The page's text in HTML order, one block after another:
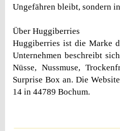
Ungefähren bleibt, sondern
Über Huggiberries
Huggiberries ist die Marke
Unternehmen beschreibt
Nüsse, Nussmuse,
Surprise Box an. Die
14 in 44789 Bochum.